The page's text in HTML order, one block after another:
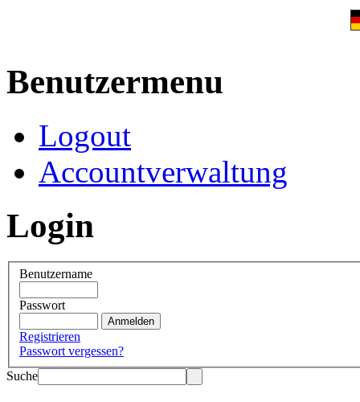
Benutzermenu
Logout
Accountverwaltung
Login
Benutzername
Passwort
Registrieren
Passwort vergessen?
Suche